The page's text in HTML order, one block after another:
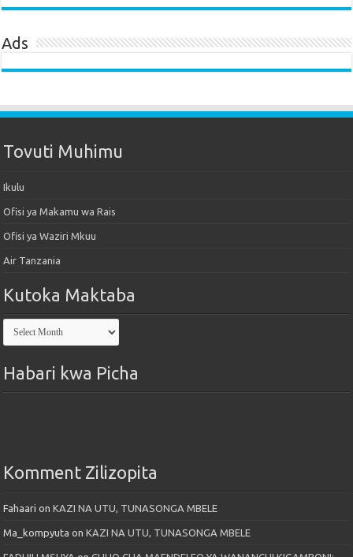
Ads
Tovuti Muhimu
Ikulu
Ofisi ya Makamu wa Rais
Ofisi ya Waziri Mkuu
Air Tanzania
Kutoka Maktaba
Kutoka
Maktaba
Habari kwa Picha
Komment Zilizopita
Fahaari onKAZI NA UTU, TUNASONGA MBELE
Ma_kompyuta onKAZI NA UTU, TUNASONGA MBELE